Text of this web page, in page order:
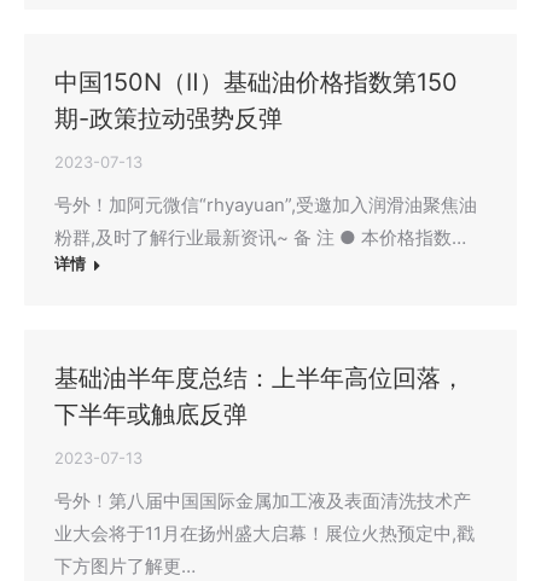
中国150N（Ⅱ）基础油价格指数第150
期-政策拉动强势反弹
2023-07-13
号外！加阿元微信“rhyayuan”,受邀加入润滑油聚焦油
粉群,及时了解行业最新资讯~ 备 注 ● 本价格指数…
详情
基础油半年度总结：上半年高位回落，
下半年或触底反弹
2023-07-13
号外！第八届中国国际金属加工液及表面清洗技术产
业大会将于11月在扬州盛大启幕！展位火热预定中,戳
下方图片了解更…